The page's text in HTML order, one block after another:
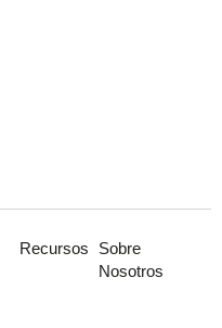
Recursos
Sobre
Nosotros